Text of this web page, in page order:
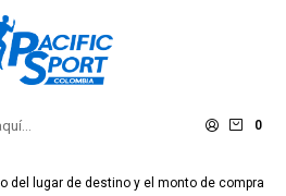
0
del lugar de destino y el monto de compra